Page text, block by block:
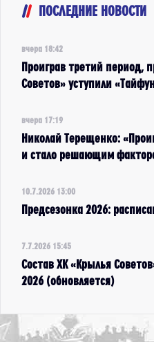
ПОСЛЕДНИЕ НОВОСТИ
вчера 18:42
Проиграв третий период,
Советов» уступили
вчера 17:19
Николай Терещенко:
и стало решающим
10.7.2026 13:00
Предсезонка 2026:
7.7.2026 15:45
Состав ХК «Крылья
2026 (обновляется)